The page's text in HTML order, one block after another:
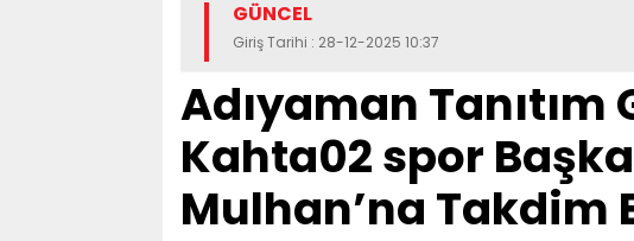
GÜNCEL
Giriş Tarihi : 28-12-2025 10:37
Adıyaman
Kahta02 spor
Mulhan’na Takdim